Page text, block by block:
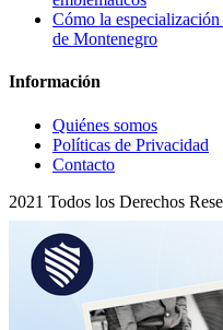
Cómo la
de Montenegro
Información
Quiénes somos
Políticas de Privacidad
Contacto
2021 Todos los Derechos